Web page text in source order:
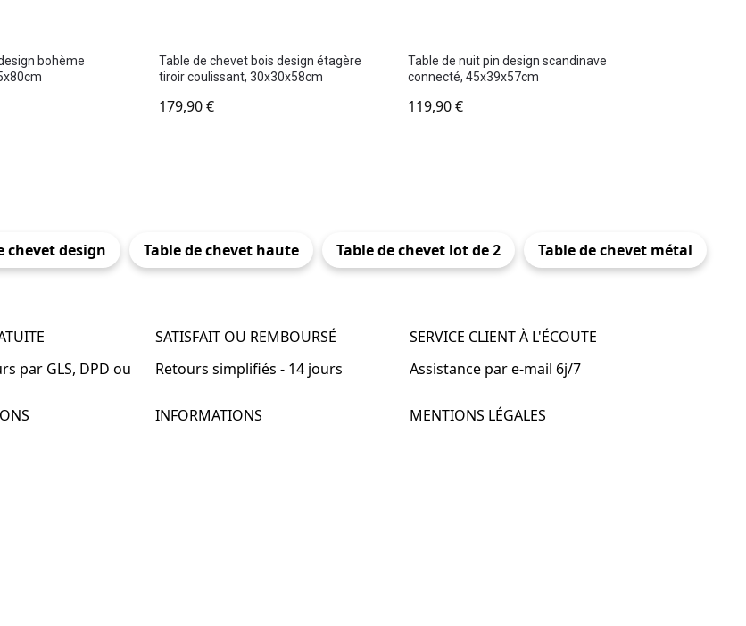
bohème
Table de chevet bois design étagère
tiroir coulissant, 30x30x58cm
179,90€
Table de nuit pin design scandinave
connecté, 45x39x57cm
119,90€
chevet design Table de chevet haute Table de chevet lot de 2 Table de chevet métal
par GLS, DPD ou
SATISFAIT OU REMBOURSÉ
Retours simplifiés - 14 jours
SERVICE CLIENT À L'ÉCOUTE
Assistance par e-mail 6j/7
INFORMATIONS
MENTIONS LÉGALES